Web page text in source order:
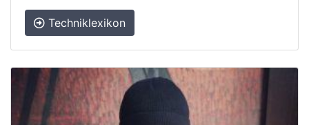
Techniklexikon